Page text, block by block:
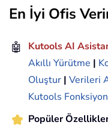
En İyi Ofis
🤖 Kutools AI
Akıllı Yürütme |
Oluştur | Verileri
Kutools
Popüler